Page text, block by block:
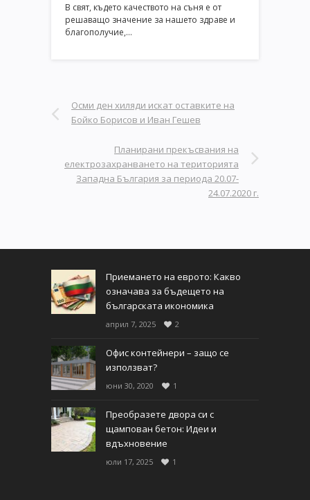
В свят, където качеството на съня е от
решаващо значение за нашето здраве и
благополучие,…
Осми ден хиляди искат оставките на
Бойко Борисов и Иван Гешев
Планирани прекъсвания на
електрозахранването на територията
Западна България за периода 20.07-
24.07.2020 г.
Приемането на еврото: Какво
означава за бъдещето на
българската икономика
април 7, 2025 2
Офис контейнери – защо се
използват?
юни 30, 2020 1
Преобразете двора си с
щампован бетон: Идеи и
вдъхновение
юли 17, 2025 1